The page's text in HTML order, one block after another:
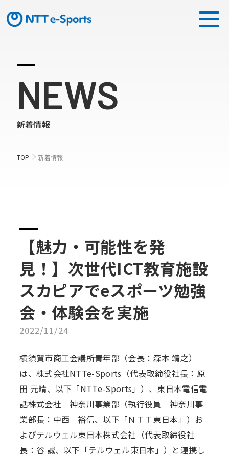
ミッション
ソリューション
ピックアップ
ニュース
NEWS
新着情報
TOP 新着情報
【魅力・可能性を発
見！】次世代ICT教育施設
スカピアでeスポーツ勉強
会・体験会を実施
2022/11/24
横須賀市商工会議所青年部（会長：森本 靖之）
は、株式会社NTTe-Sports（代表取締役社長：原
田 元晴、以下「NTTe-Sports」）、東日本電信電
話株式会社 神奈川事業部（執行役員 神奈川事
業部長：中西 裕信、以下「ＮＴＴ東日本」）お
よびテルウェル東日本株式会社（代表取締役社
長：谷 誠、以下「テルウェル東日本」）と連携し